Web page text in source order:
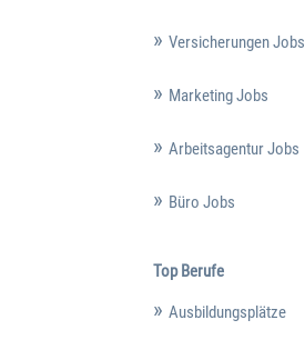
Versicherungen Jobs
Marketing Jobs
Arbeitsagentur Jobs
Büro Jobs
Top Berufe
Ausbildungsplätze